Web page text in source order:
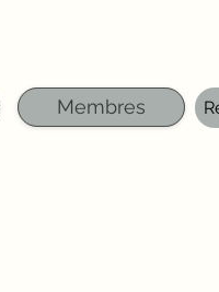
Membres